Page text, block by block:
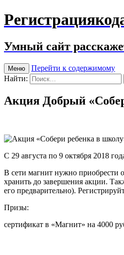
Умный сайт
Меню
Перейти к содержимому
Найти:
Акция Добрый
С 29 августа по 9 октября 2018
В сети магнит нужно приобрести
хранить до завершения акции.
его предварительно).
Призы:
сертификат в «Магнит» на 4000